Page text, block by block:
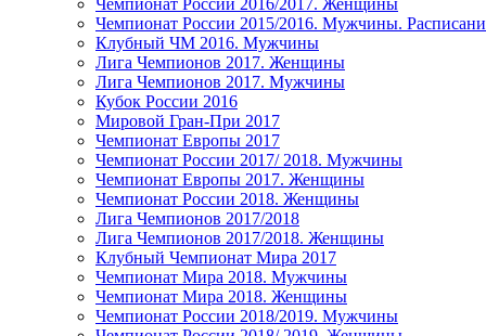
Чемпионат России 2016/2017. Женщины
Чемпионат России 2015/2016. Мужчины.
Клубный ЧМ 2016. Мужчины
Лига Чемпионов 2017. Женщины
Лига Чемпионов 2017. Мужчины
Кубок России 2016
Мировой Гран-При 2017
Чемпионат Европы 2017
Чемпионат России 2017/ 2018. Мужчины
Чемпионат Европы 2017. Женщины
Чемпионат России 2018. Женщины
Лига Чемпионов 2017/2018
Лига Чемпионов 2017/2018. Женщины
Клубный Чемпионат Мира 2017
Чемпионат Мира 2018. Мужчины
Чемпионат Мира 2018. Женщины
Чемпионат России 2018/2019. Мужчины